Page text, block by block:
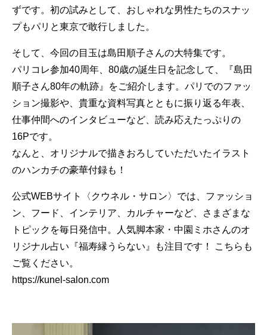
ずです。初の試みとして、おしゃれな男性たちのスナッ
プもパリと東京で敢行しました。
そして、今回の目玉は島田順子さんの大特集です。
パリコレ参加40周年、80歳の誕生日を記念して、『島田
順子さん80年の軌跡』をご紹介します。パリでのファッ
ション撮影や、貴重な資料写真とともに振り返る年表、
仕事仲間へのインタビューなど、読み応えたっぷりの
16Pです。
なんと、オリジナルで描きおろしていただいたイラスト
のハンカチの豪華付録も！
公式WEBサイト〈クウネル・サロン〉では、ファッショ
ン、フード、インテリア、カルチャーなど、さまざまな
トピックを毎日発信中。人気脚本家・中園ミホさんのオ
リジナル占い『福寿縁うらない』も注目です！ こちらも
ご覧ください。
https://kunel-salon.com